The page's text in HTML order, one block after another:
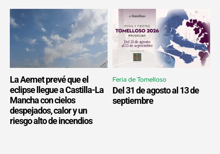
La Aemet prevé que el
eclipse llegue a Castilla-La
Mancha con cielos
despejados, calor y un
riesgo alto de incendios
Feria de Tomelloso
Del 31 de agosto al 13 de
septiembre